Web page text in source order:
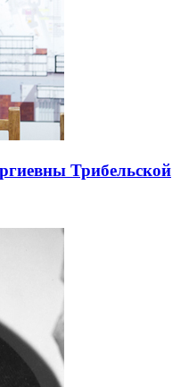
Трибельской